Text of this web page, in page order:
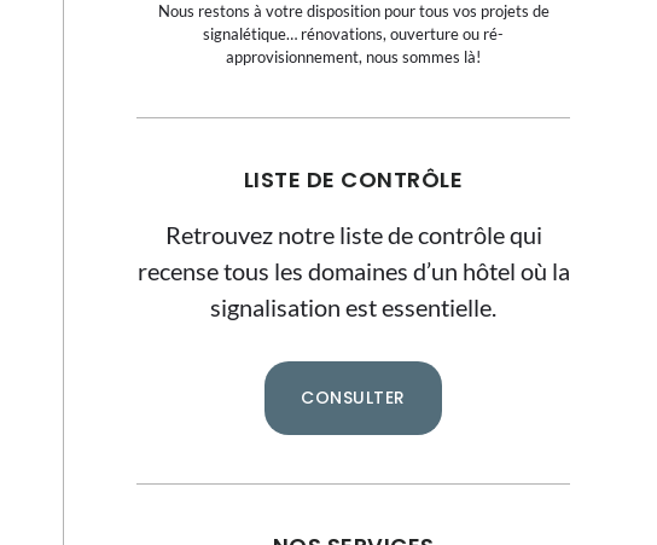
Nous restons à votre disposition pour tous vos projets de
signalétique… rénovations, ouverture ou ré-
approvisionnement, nous sommes là!
LISTE DE CONTRÔLE
Retrouvez notre liste de contrôle qui
recense tous les domaines d’un hôtel où la
signalisation est essentielle.
CONSULTER